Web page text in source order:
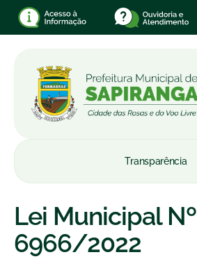
Transparência
Lei Municipal Nº
6966/2022